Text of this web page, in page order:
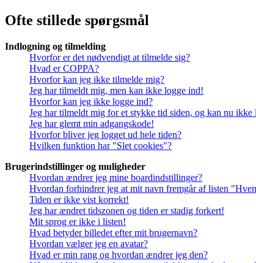
Ofte stillede spørgsmål
Indlogning og tilmelding
Hvorfor er det nødvendigt at tilmelde sig?
Hvad er COPPA?
Hvorfor kan jeg ikke tilmelde mig?
Jeg har tilmeldt mig, men kan ikke logge ind!
Hvorfor kan jeg ikke logge ind?
Jeg har tilmeldt mig for et stykke tid siden, og kan nu
Jeg har glemt min adgangskode!
Hvorfor bliver jeg logget ud hele tiden?
Hvilken funktion har "Slet cookies"?
Brugerindstillinger og muligheder
Hvordan ændrer jeg mine boardindstillinger?
Hvordan forhindrer jeg at mit navn fremgår af listen
Tiden er ikke vist korrekt!
Jeg har ændret tidszonen og tiden er stadig forkert!
Mit sprog er ikke i listen!
Hvad betyder billedet efter mit brugernavn?
Hvordan vælger jeg en avatar?
Hvad er min rang og hvordan ændrer jeg den?